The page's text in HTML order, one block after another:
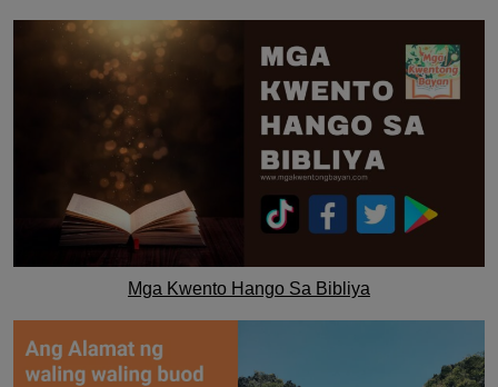
Mga Kwento Hango Sa Bibliya